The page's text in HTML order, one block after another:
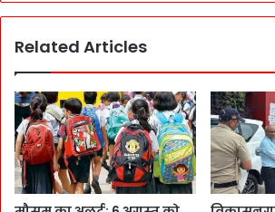
Related Articles